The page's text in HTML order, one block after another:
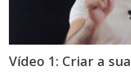
Vídeo 1: Criar a